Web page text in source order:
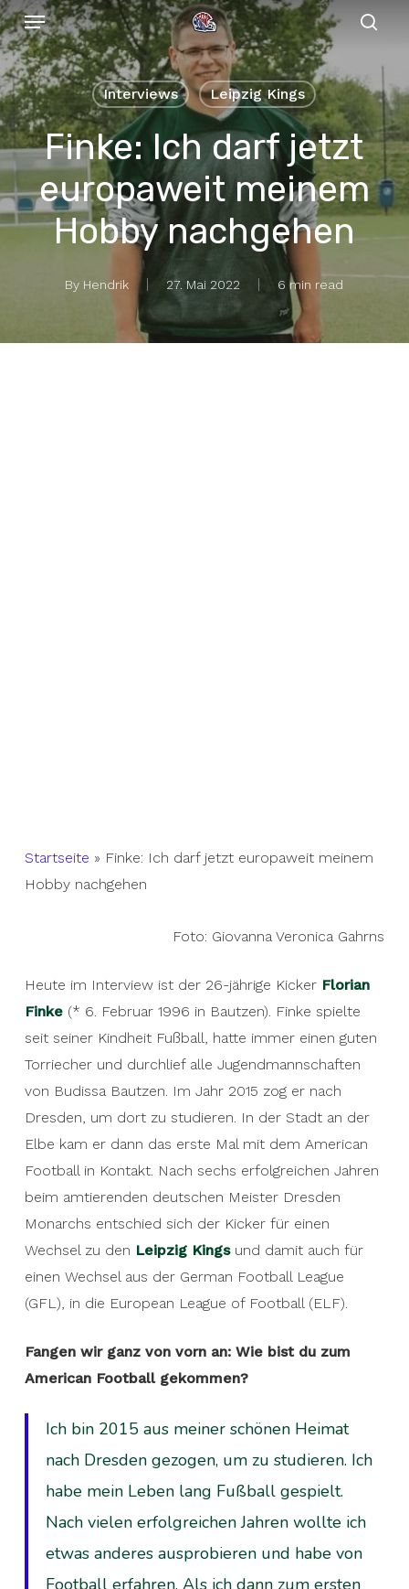
Skip
to
main
content
Menu
Interviews Leipzig Kings
Finke: Ich darf jetzt
europaweit meinem
Hobby nachgehen
By Hendrik 27. Mai 2022 6 min read
Startseite » Finke: Ich darf jetzt europaweit meinem
Hobby nachgehen
Foto: Giovanna Veronica Gahrns
Heute im Interview ist der 26-jährige Kicker Florian
Finke (* 6. Februar 1996 in Bautzen). Finke spielte
seit seiner Kindheit Fußball, hatte immer einen guten
Torriecher und durchlief alle Jugendmannschaften
von Budissa Bautzen. Im Jahr 2015 zog er nach
Dresden, um dort zu studieren. In der Stadt an der
Elbe kam er dann das erste Mal mit dem American
Football in Kontakt. Nach sechs erfolgreichen Jahren
beim amtierenden deutschen Meister Dresden
Monarchs entschied sich der Kicker für einen
Wechsel zu den Leipzig Kingsund damit auch für
einen Wechsel aus der German Football League
(GFL), in die European League of Football (ELF).
Fangen wir ganz von vorn an: Wie bist du zum
American Football gekommen?
Ich bin 2015 aus meiner schönen Heimat
nach Dresden gezogen, um zu studieren. Ich
habe mein Leben lang Fußball gespielt.
Nach vielen erfolgreichen Jahren wollte ich
etwas anderes ausprobieren und habe von
Football erfahren. Als ich dann zum ersten